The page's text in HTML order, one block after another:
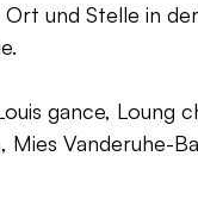
und Stelle in
gance, Loung
Vanderuhe-